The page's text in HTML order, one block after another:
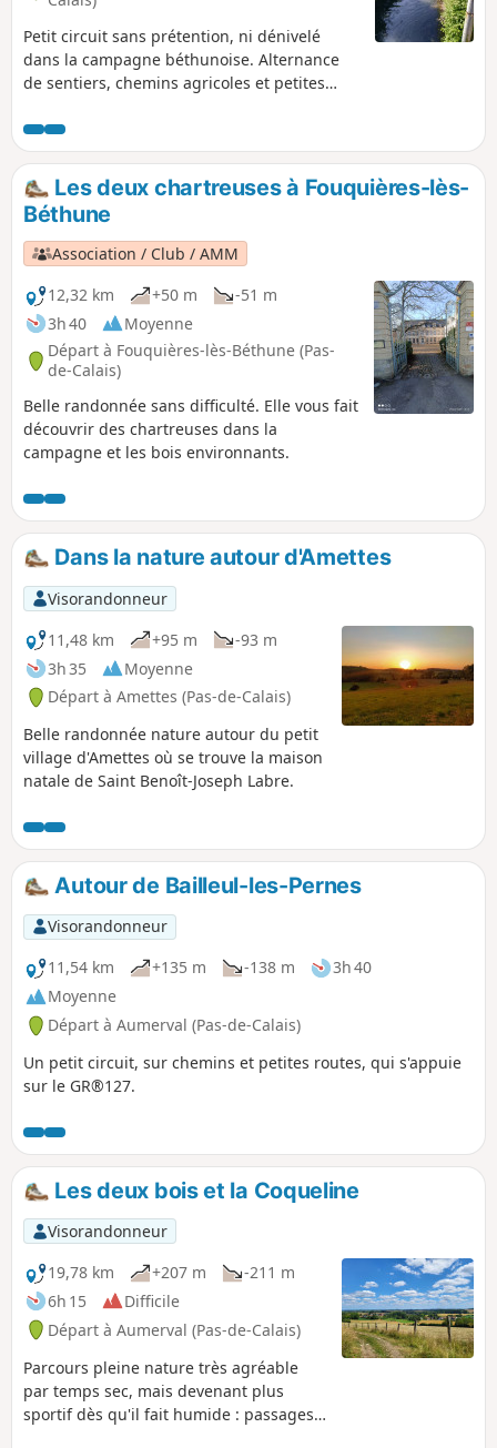
Petit circuit sans prétention, ni dénivelé
dans la campagne béthunoise. Alternance
de sentiers, chemins agricoles et petites
Les deux chartreuses à Fouquières-lès-
Béthune
Association / Club / AMM
12,32 km
+50 m
-51 m
3h 40
Moyenne
Départ à Fouquières-lès-Béthune (Pas-
de-Calais)
Belle randonnée sans difficulté. Elle vous fait
découvrir des chartreuses dans la
campagne et les bois environnants.
Dans la nature autour d'Amettes
Visorandonneur
11,48 km
+95 m
-93 m
3h 35
Moyenne
Départ à Amettes (Pas-de-Calais)
Belle randonnée nature autour du petit
village d'Amettes où se trouve la maison
natale de Saint Benoît-Joseph Labre.
Autour de Bailleul-les-Pernes
Visorandonneur
11,54 km
+135 m -138 m
3h 40
Moyenne
Départ à Aumerval (Pas-de-Calais)
Un petit circuit, sur chemins et petites routes, qui s'appuie
sur le GR®127.
Les deux bois et la Coqueline
Visorandonneur
19,78 km
+207 m
-211 m
6h 15
Difficile
Départ à Aumerval (Pas-de-Calais)
Parcours pleine nature très agréable
par temps sec, mais devenant plus
sportif dès qu'il fait humide : passages